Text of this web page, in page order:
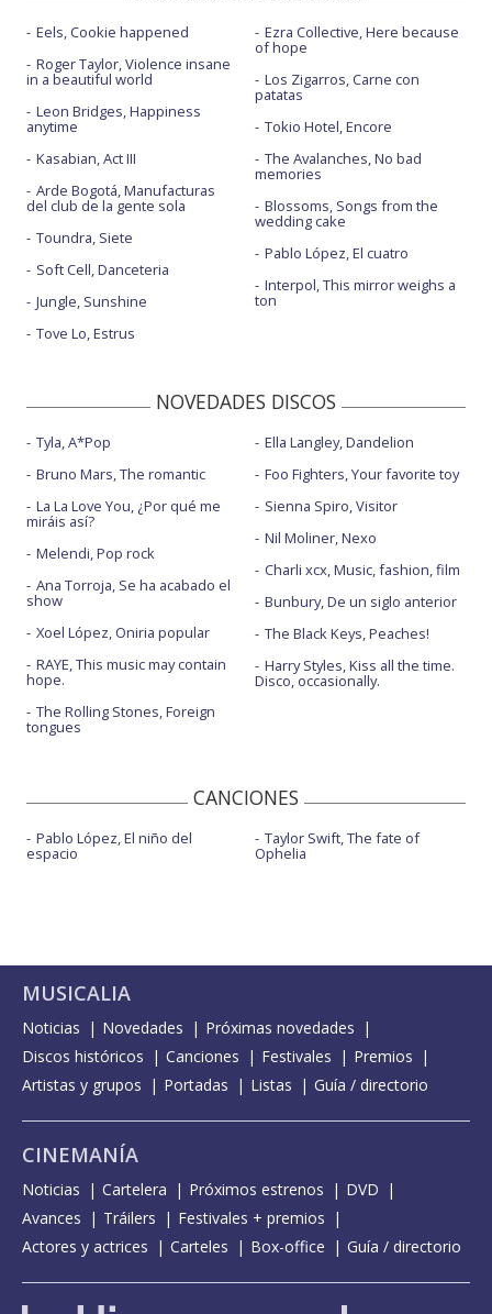
Eels, Cookie happened
Roger Taylor, Violence insane
in a beautiful world
Leon Bridges, Happiness
anytime
Kasabian, Act III
Arde Bogotá, Manufacturas
del club de la gente sola
Toundra, Siete
Soft Cell, Danceteria
Jungle, Sunshine
Tove Lo, Estrus
Ezra Collective, Here because
of hope
Los Zigarros, Carne con
patatas
Tokio Hotel, Encore
The Avalanches, No bad
memories
Blossoms, Songs from the
wedding cake
Pablo López, El cuatro
Interpol, This mirror weighs a
ton
NOVEDADES DISCOS
Tyla, A*Pop
Bruno Mars, The romantic
La La Love You, ¿Por qué me
miráis así?
Melendi, Pop rock
Ana Torroja, Se ha acabado el
show
Xoel López, Oniria popular
RAYE, This music may contain
hope.
The Rolling Stones, Foreign
tongues
Ella Langley, Dandelion
Foo Fighters, Your favorite toy
Sienna Spiro, Visitor
Nil Moliner, Nexo
Charli xcx, Music, fashion, film
Bunbury, De un siglo anterior
The Black Keys, Peaches!
Harry Styles, Kiss all the time.
Disco, occasionally.
CANCIONES
Pablo López, El niño del
espacio
Taylor Swift, The fate of
Ophelia
MUSICALIA
Noticias Novedades
Próximas novedades
Discos históricos
Canciones Festivales
Premios
Artistas y grupos
Portadas Listas Guía / directorio
CINEMANÍA
Noticias Cartelera Próximos estrenos
DVD
Avances
Tráilers
Festivales + premios
Actores y actrices
Carteles Box-office Guía / directorio